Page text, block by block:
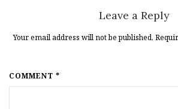
Leave a Reply
Your email address will not be published.
COMMENT *